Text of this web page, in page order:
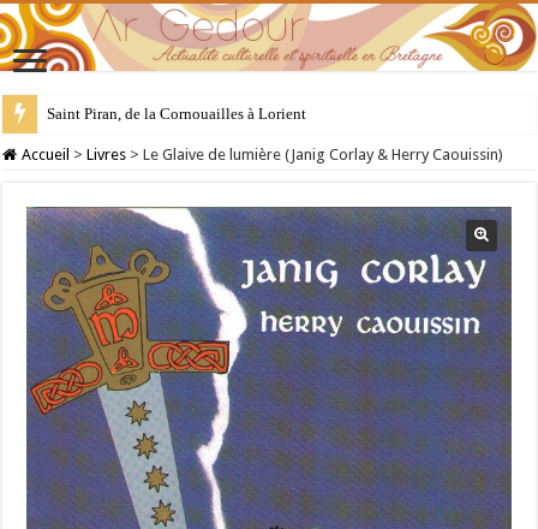
Saint Piran, de la Cornouailles à Lorient
28 juillet : Saint Samson de Dol, père de la Bretagne chrétienne
Accueil > Livres > Le Glaive de lumière (Janig Corlay & Herry Caouissin)